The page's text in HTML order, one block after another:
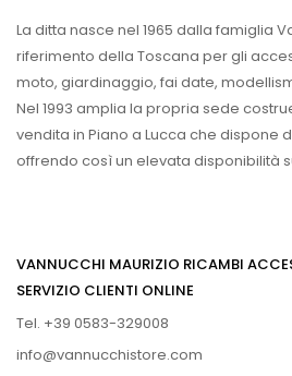
La ditta nasce nel 1965 dalla famiglia
riferimento della Toscana per gli
moto, giardinaggio, fai date,
Nel 1993 amplia la propria sede
vendita in Piano a Lucca che dispone
offrendo così un elevata disponibilità
VANNUCCHI MAURIZIO RICAMBI
SERVIZIO CLIENTI ONLINE
Tel. +39 0583-329008
info@vannucchistore.com